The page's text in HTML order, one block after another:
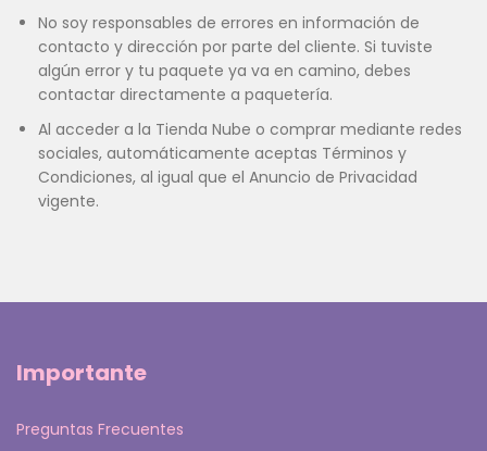
No soy responsables de errores en información de
contacto y dirección por parte del cliente. Si tuviste
algún error y tu paquete ya va en camino, debes
contactar directamente a paquetería.
Al acceder a la Tienda Nube o comprar mediante redes
sociales, automáticamente aceptas Términos y
Condiciones, al igual que el Anuncio de Privacidad
vigente.
Importante
Preguntas Frecuentes